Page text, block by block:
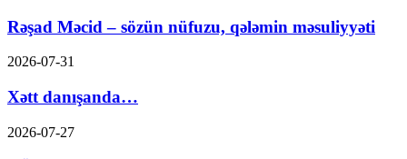
Rəşad Məcid – sözün nüfuzu, qələmin məsuliyyəti
2026-07-31
Xətt danışanda…
2026-07-27